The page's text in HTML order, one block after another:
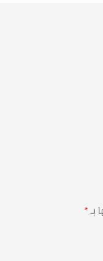
بـ*